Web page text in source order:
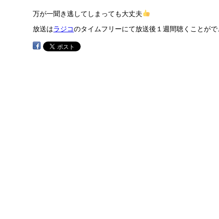
万が一聞き逃してしまっても大丈夫
放送はラジコのタイムフリーにて放送後１週間聴くことがで